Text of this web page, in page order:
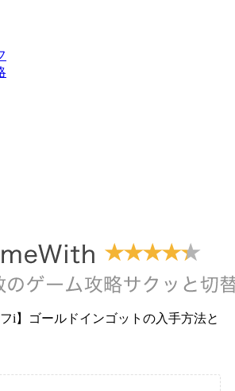
i】ゴールドインゴットの入手方法と